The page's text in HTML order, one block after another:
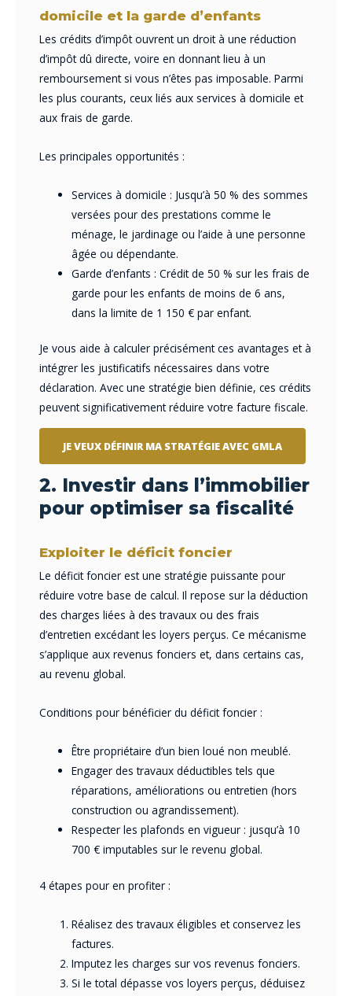
domicile et la garde d’enfants
Les crédits d’impôt ouvrent un droit à une réduction
d’impôt dû directe, voire en donnant lieu à un
remboursement si vous n’êtes pas imposable. Parmi
les plus courants, ceux liés aux services à domicile et
aux frais de garde.
Les principales opportunités :
Services à domicile : Jusqu’à 50 % des sommes
versées pour des prestations comme le
ménage, le jardinage ou l’aide à une personne
âgée ou dépendante.
Garde d’enfants : Crédit de 50 % sur les frais de
garde pour les enfants de moins de 6 ans,
dans la limite de 1 150 € par enfant.
Je vous aide à calculer précisément ces avantages et à
intégrer les justificatifs nécessaires dans votre
déclaration. Avec une stratégie bien définie, ces crédits
peuvent significativement réduire votre facture fiscale.
JE VEUX DÉFINIR MA STRATÉGIE AVEC GMLA
2. Investir dans l’immobilier
pour optimiser sa fiscalité
Exploiter le déficit foncier
Le déficit foncier est une stratégie puissante pour
réduire votre base de calcul. Il repose sur la déduction
des charges liées à des travaux ou des frais
d’entretien excédant les loyers perçus. Ce mécanisme
s’applique aux revenus fonciers et, dans certains cas,
au revenu global.
Conditions pour bénéficier du déficit foncier :
Être propriétaire d’un bien loué non meublé.
Engager des travaux déductibles tels que
réparations, améliorations ou entretien (hors
construction ou agrandissement).
Respecter les plafonds en vigueur : jusqu’à 10
700 € imputables sur le revenu global.
4 étapes pour en profiter :
Réalisez des travaux éligibles et conservez les
factures.
Imputez les charges sur vos revenus fonciers.
Si le total dépasse vos loyers perçus, déduisez